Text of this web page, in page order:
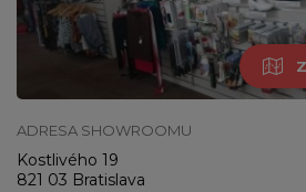
ADRESA SHOWROOMU
Kostlivého 19
821 03 Bratislava